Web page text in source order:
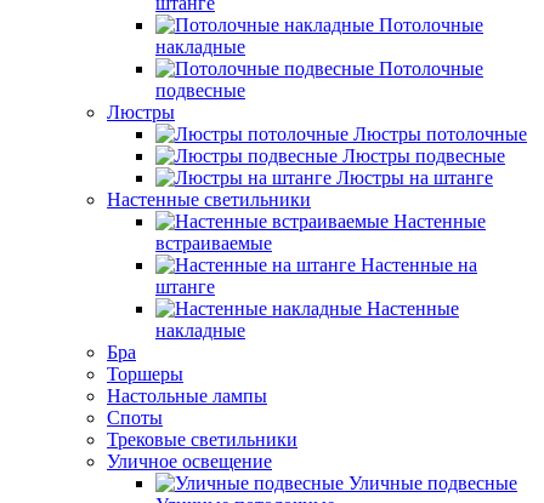
Потолочные
накладные
Потолочные
подвесные
Люстры
Люстры потолочные
Люстры подвесные
Люстры на штанге
Настенные светильники
Настенные
встраиваемые
Настенные на
штанге
Настенные
накладные
Бра
Торшеры
Настольные лампы
Споты
Трековые светильники
Уличное освещение
Уличные подвесные